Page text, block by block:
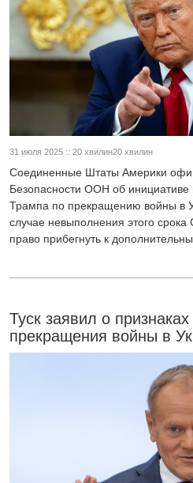
31 июля 2025 :: 20 хвилин20 хвилин
Соединенные Штаты Америки
Безопасности ООН об инициативе
Трампа по прекращению войны в
случае невыполнения этого
право прибегнуть к
Туск заявил о
прекращения войны в